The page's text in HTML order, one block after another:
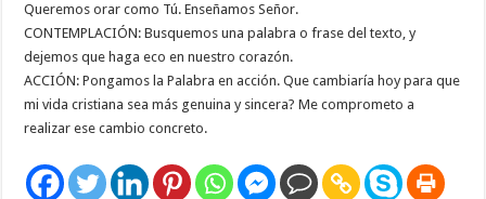
Queremos orar como Tú. Enseñamos Señor.
CONTEMPLACIÓN: Busquemos una palabra o frase del texto, y
dejemos que haga eco en nuestro corazón.
ACCIÓN: Pongamos la Palabra en acción. Que cambiaría hoy para que
mi vida cristiana sea más genuina y sincera? Me comprometo a
realizar ese cambio concreto.